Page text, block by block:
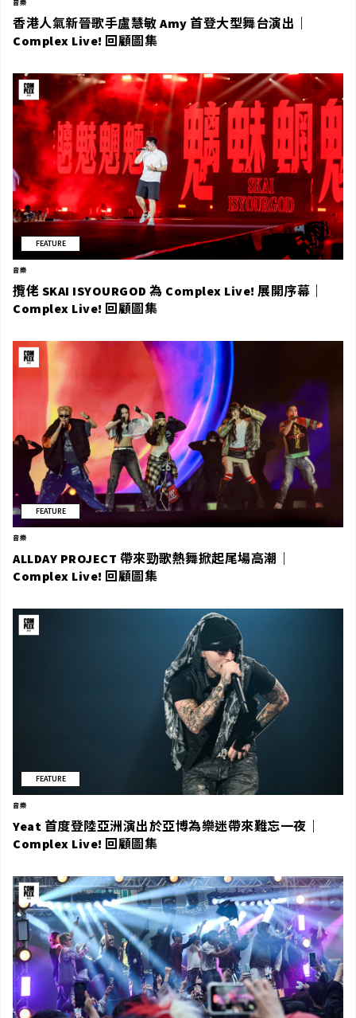
音樂
香港人氣新晉歌手盧慧敏 Amy 首登大型舞台演出｜
Complex Live! 回顧圖集
FEATURE
音樂
攬佬 SKAI ISYOURGOD 為 Complex Live! 展開序幕｜
Complex Live! 回顧圖集
FEATURE
音樂
ALLDAY PROJECT 帶來勁歌熱舞掀起尾場高潮｜
Complex Live! 回顧圖集
FEATURE
音樂
Yeat 首度登陸亞洲演出於亞博為樂迷帶來難忘一夜｜
Complex Live! 回顧圖集